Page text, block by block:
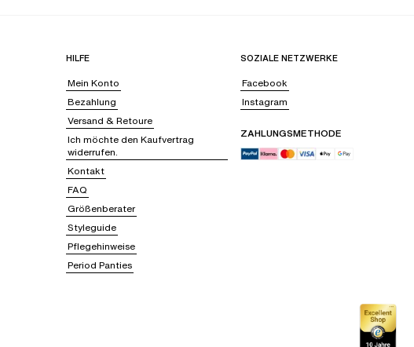
HILFE
Mein Konto
Bezahlung
Versand & Retoure
Ich möchte den Kaufvertrag
widerrufen.
Kontakt
FAQ
Größenberater
Styleguide
Pflegehinweise
Period Panties
SOZIALE NETZWERKE
Facebook
Instagram
ZAHLUNGSMETHODE